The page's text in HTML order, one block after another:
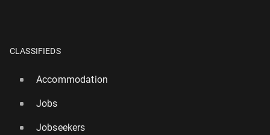
CLASSIFIEDS
Accommodation
Jobs
Jobseekers